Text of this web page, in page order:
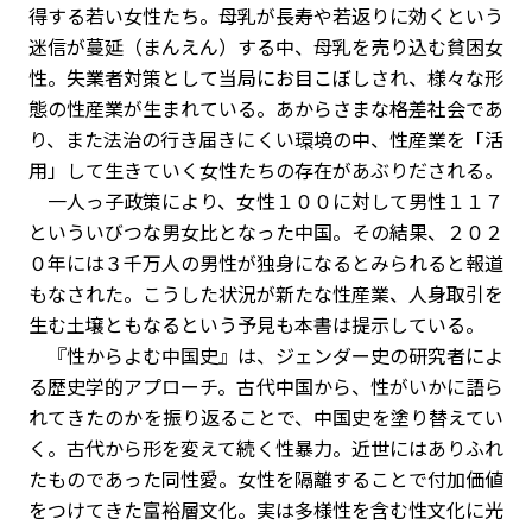
得する若い女性たち。母乳が長寿や若返りに効くという
迷信が蔓延（まんえん）する中、母乳を売り込む貧困女
性。失業者対策として当局にお目こぼしされ、様々な形
態の性産業が生まれている。あからさまな格差社会であ
り、また法治の行き届きにくい環境の中、性産業を「活
用」して生きていく女性たちの存在があぶりだされる。
一人っ子政策により、女性１００に対して男性１１７
といういびつな男女比となった中国。その結果、２０２
０年には３千万人の男性が独身になるとみられると報道
もなされた。こうした状況が新たな性産業、人身取引を
生む土壌ともなるという予見も本書は提示している。
『性からよむ中国史』は、ジェンダー史の研究者によ
る歴史学的アプローチ。古代中国から、性がいかに語ら
れてきたのかを振り返ることで、中国史を塗り替えてい
く。古代から形を変えて続く性暴力。近世にはありふれ
たものであった同性愛。女性を隔離することで付加価値
をつけてきた富裕層文化。実は多様性を含む性文化に光